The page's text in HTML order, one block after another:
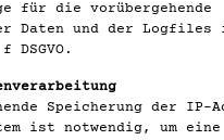
für die vorübergehende
Daten und der
Speicherung der IP-
ist notwendig, um eine